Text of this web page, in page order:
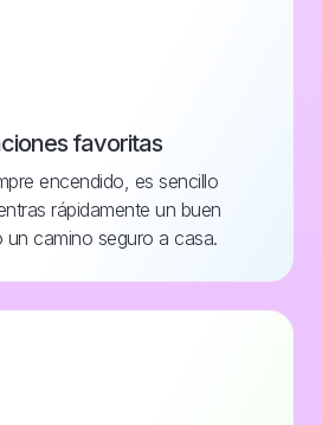
favoritas
encendido, es sencillo
rápidamente un buen
un camino seguro a casa.